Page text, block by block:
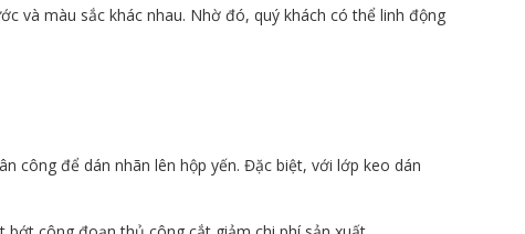
và màu sắc khác nhau. Nhờ đó, quý khách có thể linh động
công để dán nhãn lên hộp yến. Đặc biệt, với lớp keo dán